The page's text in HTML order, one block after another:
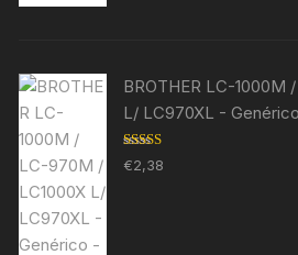
BROTHER LC-1000M
L/ LC970XL -
Avaliação
5.00de 5
€2,38